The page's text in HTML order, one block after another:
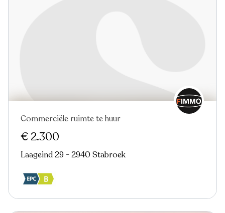
Commerciële ruimte te huur
€ 2.300
Laageind 29 - 2940 Stabroek